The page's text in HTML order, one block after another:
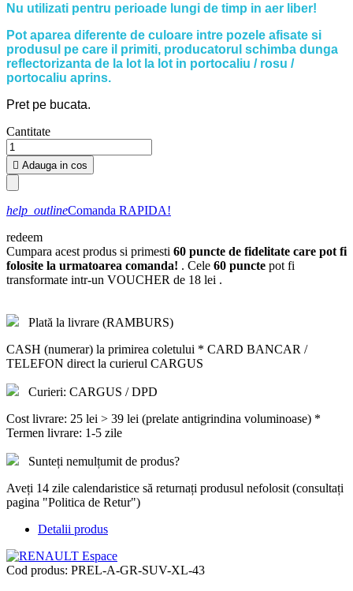
Nu utilizati pentru perioade lungi de timp in aer liber!
Pot aparea diferente de culoare intre pozele afisate si
produsul pe care il primiti, producatorul schimba dunga
reflectorizanta de la lot la lot in portocaliu / rosu /
portocaliu aprins.
Pret pe bucata.
Cantitate
 Adauga in cos
help_outlineComanda RAPIDA!
redeem
Cumpara acest produs si primesti 60 puncte de fidelitate care pot fi
folosite la urmatoarea comanda! . Cele 60 puncte pot fi
transformate intr-un VOUCHER de 18 lei .
Plată la livrare (RAMBURS)
CASH (numerar) la primirea coletului * CARD BANCAR /
TELEFON direct la curierul CARGUS
Curieri: CARGUS / DPD
Cost livrare: 25 lei > 39 lei (prelate antigrindina voluminoase) *
Termen livrare: 1-5 zile
Sunteți nemulțumit de produs?
Aveți 14 zile calendaristice să returnați produsul nefolosit (consultați
pagina "Politica de Retur")
Detalii produs
Cod produs: PREL-A-GR-SUV-XL-43